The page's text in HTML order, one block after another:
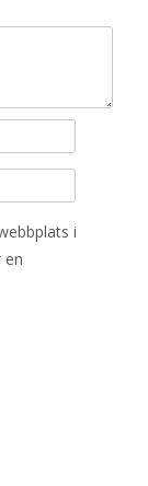
i
en